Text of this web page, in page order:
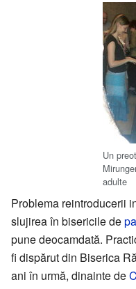
Un
adulte
Problema reintroducerii
slujirea în bisericile de
pune deocamdată.
fi dispărut din Biserica
ani în urmă, dinainte de